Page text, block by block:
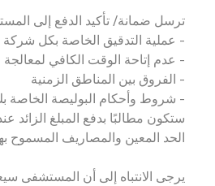
ترسل ضمانة/ تأكيد الدفع إلى المستشفى خلال فترة من 24 إلى 48 ساعة في الغالب إذا كانت البوليصة
- عملية التدقيق الخاصة بكل شركة
- عدم إتاحة الوقت الكافي
- الفروق بين المناطق الزمنية
- شروط وأحكام البوليصة الخاصة
ستكون مطالبًا بدفع المبلغ
الحد المعين والمصاريف المسموح
يرجى الانتباه إلى أن المستشفى